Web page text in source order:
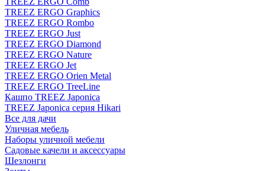
TREEZ ERGO Graphics
TREEZ ERGO Rombo
TREEZ ERGO Just
TREEZ ERGO Diamond
TREEZ ERGO Nature
TREEZ ERGO Jet
TREEZ ERGO Orien Metal
TREEZ ERGO TreeLine
Кашпо TREEZ Japonica
TREEZ Japonica серия Hikari
Все для дачи
Уличная мебель
Наборы уличной мебели
Садовые качели и аксессуары
Шезлонги